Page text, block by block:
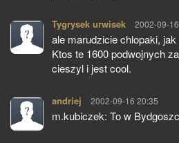
Tygrysek urwisek pisze:
2002-09-
ale marudzicie chlopaki,
Ktos te 1600 podwojnych
cieszyl i jest cool.
andriej pisze:
2002-09-16 20:35
m.kubiczek: To w